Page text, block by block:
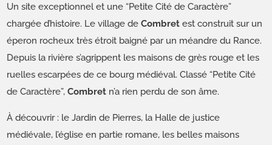
Un site exceptionnel et une “Petite Cité de Caractère”
chargée d’histoire. Le village deCombret est construit sur un
éperon rocheux très étroit baigné par un méandre du Rance.
Depuis la rivière s’agrippent les maisons de grès rouge et les
ruelles escarpées de ce bourg médiéval. Classé “Petite Cité
de Caractère”,Combret n’a rien perdu de son âme.
À découvrir : le Jardin de Pierres, la Halle de justice
médiévale, l’église en partie romane, les belles maisons